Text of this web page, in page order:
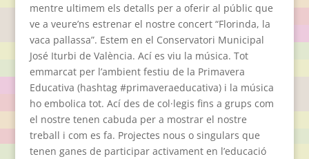
mentre ultimem els detalls per a oferir al públic que
ve a veure’ns estrenar el nostre concert “Florinda, la
vaca pallassa”. Estem en el Conservatori Municipal
José Iturbi de València. Ací es viu la música. Tot
emmarcat per l’ambient festiu de la Primavera
Educativa (hashtag #primaveraeducativa) i la música
ho embolica tot. Ací des de col·legis fins a grups com
el nostre tenen cabuda per a mostrar el nostre
treball i com es fa. Projectes nous o singulars que
tenen ganes de participar activament en l’educació